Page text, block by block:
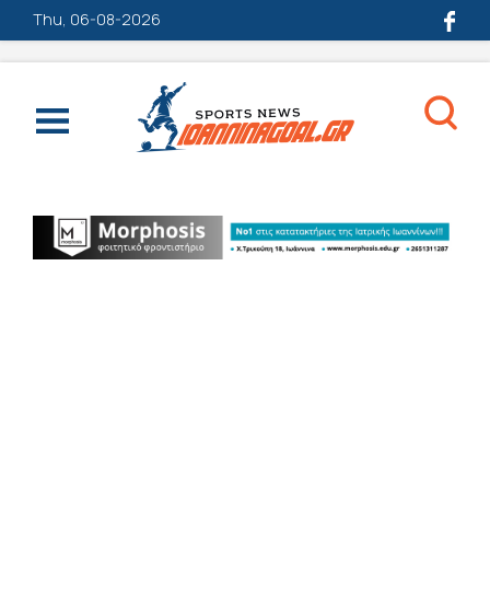
Thu, 06-08-2026